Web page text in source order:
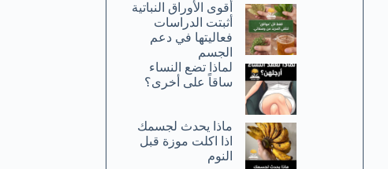
أقوى الأوراق النباتية
أثبتت الدراسات
فعاليتها في دعم
الجسم
لماذا تضع النساء
ساقاً على أخرى؟
ماذا يحدث لجسمك
اذا اكلت موزة قبل
النوم